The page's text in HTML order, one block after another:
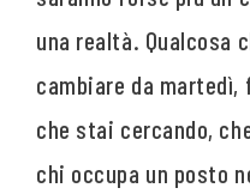
una realtà. Qualcosa
cambiare da
che stai cercando,
chi occupa un posto